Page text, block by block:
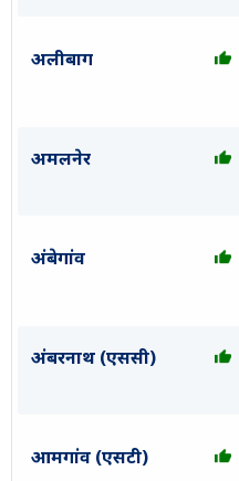
अलीबाग
अमलनेर
अंबेगांव
अंबरनाथ (एससी)
आमगांव (एसटी)